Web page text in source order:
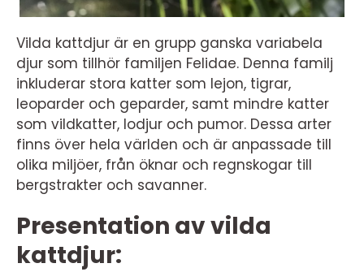
Vilda kattdjur är en grupp ganska variabela
djur som tillhör familjen Felidae. Denna familj
inkluderar stora katter som lejon, tigrar,
leoparder och geparder, samt mindre katter
som vildkatter, lodjur och pumor. Dessa arter
finns över hela världen och är anpassade till
olika miljöer, från öknar och regnskogar till
bergstrakter och savanner.
Presentation av vilda
kattdjur: